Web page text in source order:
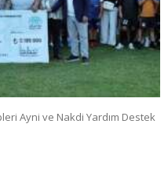
Ayni ve Nakdi Yardım Destek